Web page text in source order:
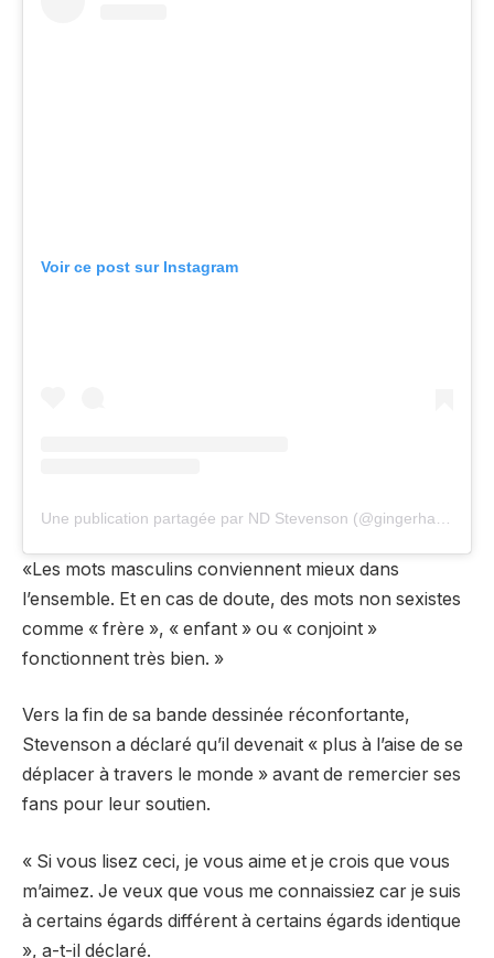
Voir ce post sur Instagram
«Les mots masculins conviennent mieux dans
l’ensemble. Et en cas de doute, des mots non sexistes
comme « frère », « enfant » ou « conjoint »
fonctionnent très bien. »
Vers la fin de sa bande dessinée réconfortante,
Stevenson a déclaré qu’il devenait « plus à l’aise de se
déplacer à travers le monde » avant de remercier ses
fans pour leur soutien.
« Si vous lisez ceci, je vous aime et je crois que vous
m’aimez. Je veux que vous me connaissiez car je suis
à certains égards différent à certains égards identique
», a-t-il déclaré.